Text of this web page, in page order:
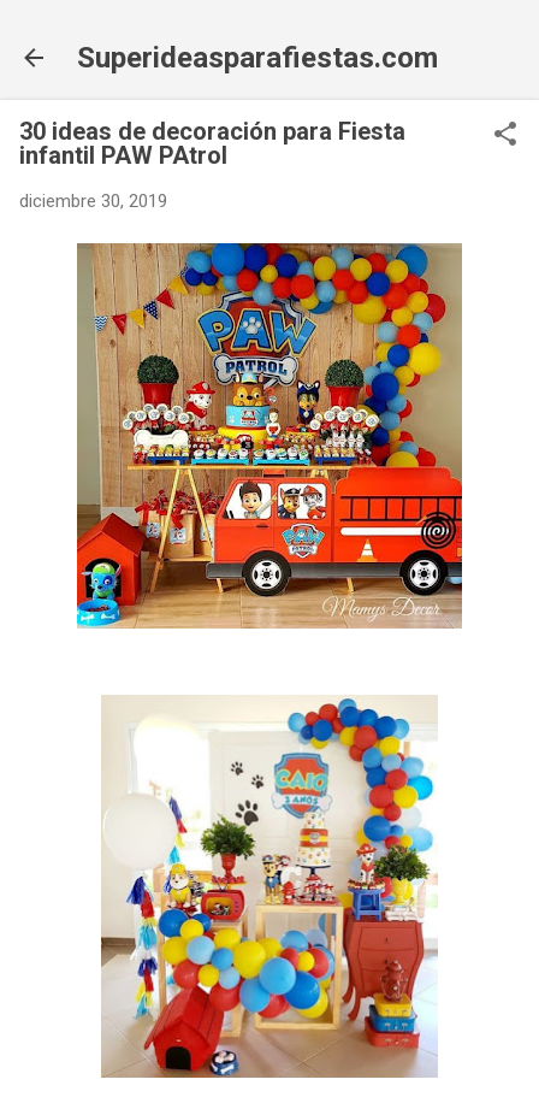
Superideasparafiestas.com
30 ideas de decoración para Fiesta
infantil PAW PAtrol
diciembre 30, 2019